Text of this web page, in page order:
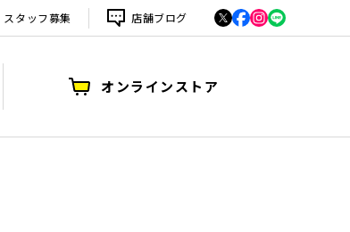
スタッフ募集 店舗ブログ
オンラインストア